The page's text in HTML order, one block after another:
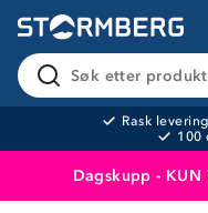
Søk etter
Rask levering
100
Dagskupp -